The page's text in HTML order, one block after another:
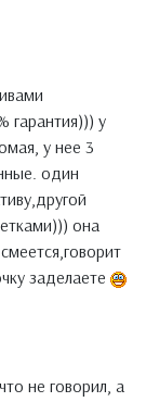
гарантия))) у
у нее 3
один
она
заделаете
не говорил, а